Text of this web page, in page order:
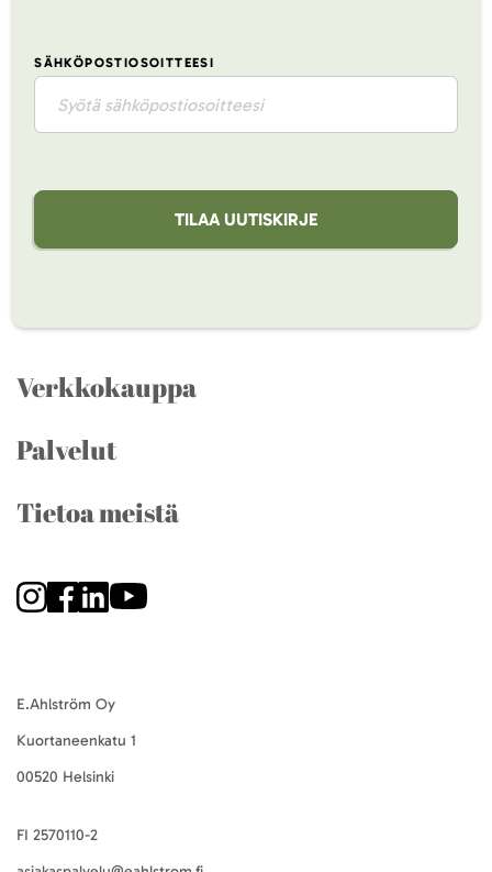
SÄHKÖPOSTIOSOITTEESI
TILAA UUTISKIRJE
Verkkokauppa
Palvelut
Tietoa meistä
E.Ahlström Oy
Kuortaneenkatu 1
00520 Helsinki
FI 2570110-2